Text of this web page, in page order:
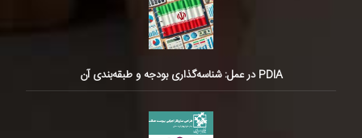
PDIA در عمل: شناسه‌گذاری بودجه و طبقه‌بندی آن